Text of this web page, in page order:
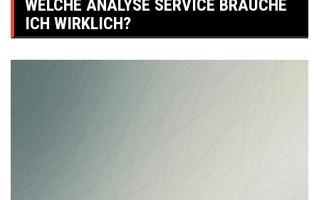
WELCHE ANALYSE SERVICE BRAUCHE
ICH WIRKLICH?